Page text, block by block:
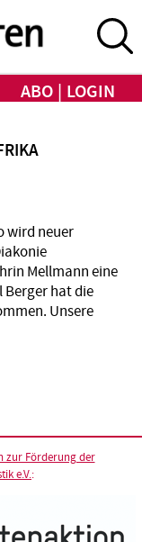
ABO LOGIN
wird neuer
Mellmann eine
hat die
Unsere
zur Förderung der
e.V.: